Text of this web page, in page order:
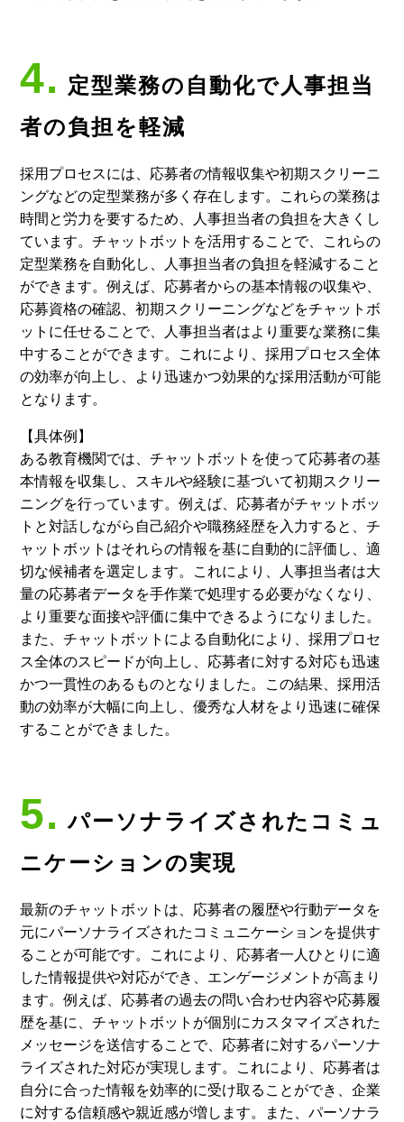
4. 定型業務の自動化で人事担当
者の負担を軽減
採用プロセスには、応募者の情報収集や初期スクリーニ
ングなどの定型業務が多く存在します。これらの業務は
時間と労力を要するため、人事担当者の負担を大きくし
ています。チャットボットを活用することで、これらの
定型業務を自動化し、人事担当者の負担を軽減すること
ができます。例えば、応募者からの基本情報の収集や、
応募資格の確認、初期スクリーニングなどをチャットボ
ットに任せることで、人事担当者はより重要な業務に集
中することができます。これにより、採用プロセス全体
の効率が向上し、より迅速かつ効果的な採用活動が可能
となります。
【具体例】
ある教育機関では、チャットボットを使って応募者の基
本情報を収集し、スキルや経験に基づいて初期スクリー
ニングを行っています。例えば、応募者がチャットボッ
トと対話しながら自己紹介や職務経歴を入力すると、チ
ャットボットはそれらの情報を基に自動的に評価し、適
切な候補者を選定します。これにより、人事担当者は大
量の応募者データを手作業で処理する必要がなくなり、
より重要な面接や評価に集中できるようになりました。
また、チャットボットによる自動化により、採用プロセ
ス全体のスピードが向上し、応募者に対する対応も迅速
かつ一貫性のあるものとなりました。この結果、採用活
動の効率が大幅に向上し、優秀な人材をより迅速に確保
することができました。
5. パーソナライズされたコミュ
ニケーションの実現
最新のチャットボットは、応募者の履歴や行動データを
元にパーソナライズされたコミュニケーションを提供す
ることが可能です。これにより、応募者一人ひとりに適
した情報提供や対応ができ、エンゲージメントが高まり
ます。例えば、応募者の過去の問い合わせ内容や応募履
歴を基に、チャットボットが個別にカスタマイズされた
メッセージを送信することで、応募者に対するパーソナ
ライズされた対応が実現します。これにより、応募者は
自分に合った情報を効率的に受け取ることができ、企業
に対する信頼感や親近感が増します。また、パーソナラ